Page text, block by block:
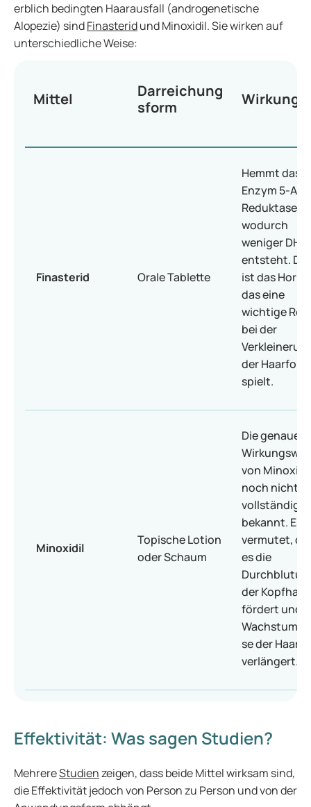
erblich bedingten Haarausfall (androgenetische
Alopezie) sindFinasteridund Minoxidil. Sie wirken auf
unterschiedliche Weise:
Mittel
Darreichung
sform
Wirkung
Finasterid Orale Tablette
Hemmt das
Enzym 5-
Reduktase,
wodurch
weniger DHT
entsteht.
ist das
das eine
wichtige
bei der
der
spielt.
Minoxidil
Topische Lotion
oder Schaum
Die genaue
von
noch nicht
vollständig
bekannt. Es
vermutet,
es die
der Kopfhaut
fördert und
se der Haare
verlängert.
Effektivität: Was sagen Studien?
MehrereStudienzeigen, dass beide Mittel wirksam sind,
die Effektivität jedoch von Person zu Person und von der